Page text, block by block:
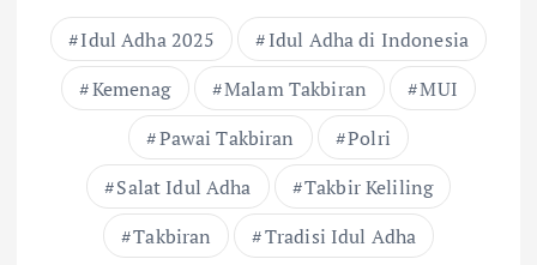
Idul Adha 2025
Idul Adha di Indonesia
Kemenag
Malam Takbiran
MUI
Pawai Takbiran
Polri
Salat Idul Adha
Takbir Keliling
Takbiran
Tradisi Idul Adha